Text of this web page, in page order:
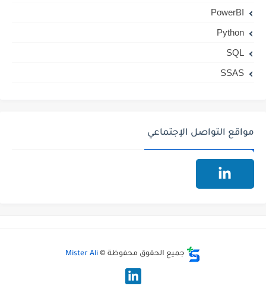
PowerBI
Python
SQL
SSAS
مواقع التواصل الإجتماعي
جميع الحقوق محفوظة © Mister Ali